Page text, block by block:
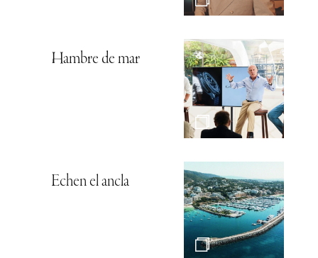
Hambre de mar
Echen el ancla